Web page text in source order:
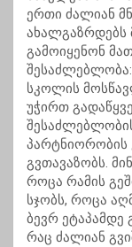
ერთი ძალიან
გამოიყენონ
სკოლის
უჭირთ
გვთავაზობს.
როცა რამის
სჯობს, როცა
ბევრ
რაც ძალიან